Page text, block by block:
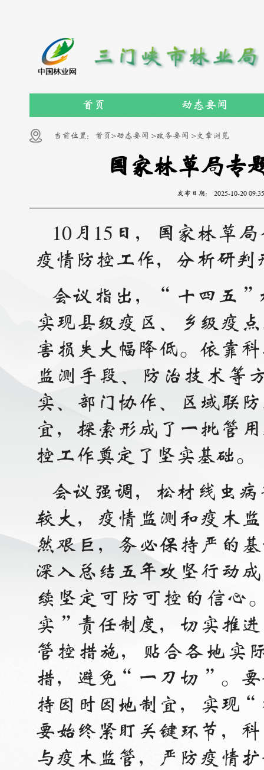
首页 动态要闻
当前位置： 首页>动态要闻 >政务要闻 >文章浏览
国家林草局专
发布日期： 2025-10-20 09:35
10月15日，国家林草
疫情防控工作，分析研
会议指出，“十四五”
实现县级疫区、乡级疫
害损失大幅降低。依靠
监测手段、防治技术等
实、部门协作、区域联
宜，探索形成了一批管
控工作奠定了坚实基础。
会议强调，松材线虫
较大，疫情监测和疫木
然艰巨，务必保持严的
深入总结五年攻坚行动
续坚定可防可控的信心
实”责任制度，切实推
管控措施，贴合各地实
措，避免“一刀切”。要
持因时因地制宜，实现
要始终紧盯关键环节，
与疫木监管，严防疫情